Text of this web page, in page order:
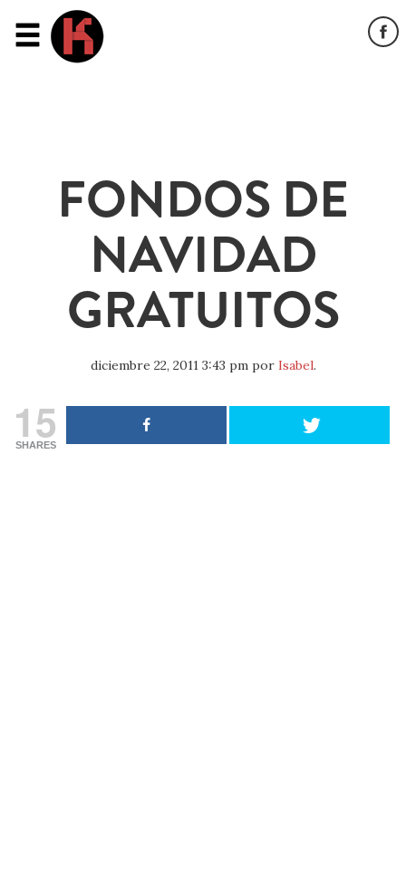
FONDOS DE
NAVIDAD
GRATUITOS
diciembre 22, 2011 3:43 pmpor Isabel.
15
SHARES